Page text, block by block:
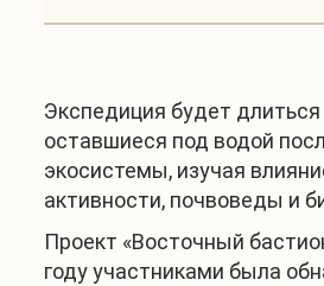
Экспедиция будет
оставшиеся под водой
экосистемы, изучая
активности, почвоведы и
Проект «Восточный
году участниками была